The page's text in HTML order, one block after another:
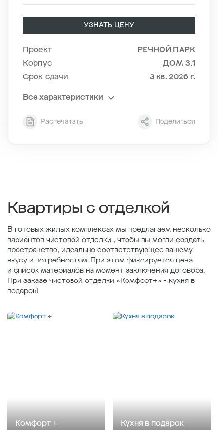
УЗНАТЬ ЦЕНУ
Проект
РЕЧНОЙ ПАРК
Корпус
ДОМ 3.1
Срок сдачи
3 кв. 2026 г.
Все характеристики
Секция
2
Распечатать Поделиться
Квартиры с отделкой
В готовых жилых комплексах мы предлагаем несколько
вариантов чистовой отделки , чтобы вы могли создать
пространство, идеально соответствующее вашему
вкусу и потребностям. При этом фиксируется цена
и список материалов на момент заключения договора.
При заказе чистовой отделки «Комфорт+» - кухня в
подарок!
Комфорт + Кухня в подарок